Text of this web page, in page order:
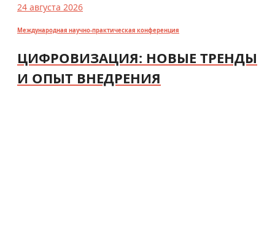
24 августа 2026
Международная научно-практическая конференция
ЦИФРОВИЗАЦИЯ: НОВЫЕ ТРЕНДЫ
И ОПЫТ ВНЕДРЕНИЯ